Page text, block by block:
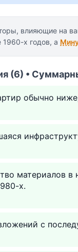
влияющие на
х годов, а
(6) •
обычно
материалов
х.
с